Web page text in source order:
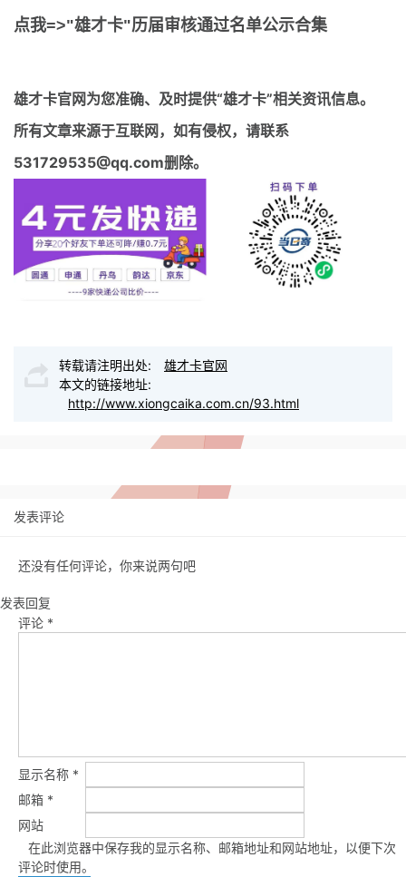
点我=>"雄才卡"历届审核通过名单公示合集
雄才卡官网为您准确、及时提供“雄才卡”相关资讯信息。
所有文章来源于互联网，如有侵权，请联系
531729535@qq.com删除。
转载请注明出处:
雄才卡官网
本文的链接地址:
http://www.xiongcaika.com.cn/93.html
发表评论
还没有任何评论，你来说两句吧
发表回复
评论 *
显示名称 *
邮箱 *
网站
在此浏览器中保存我的显示名称、邮箱地址和网站地址，以便下次
评论时使用。